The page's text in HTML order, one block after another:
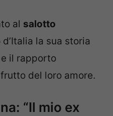
al salotto
la sua storia
e il rapporto
frutto del loro amore.
“Il mio ex